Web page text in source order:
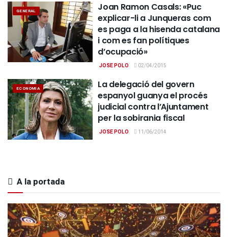
GENERAL
Joan Ramon Casals: «Puc
explicar-li a Junqueras com
es paga a la hisenda catalana
i com es fan polítiques
d’ocupació»
JOSE POLO 02/04/2015
ECONOMIA
La delegació del govern
espanyol guanya el procés
judicial contra l’Ajuntament
per la sobirania fiscal
JOSE POLO 11/06/2014
A la portada